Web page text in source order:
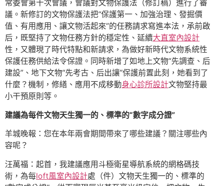
常委會第十次會議，會議對文物保護法（修訂稿）進行了審
議。新修訂的文物保護法把“保護第一、加強治理、發掘價
值、有用應用、讓文物活起來”的任務請求寫進本法，承前啟
后，既堅持了文物任務方針的穩定性、延續大直室內設計
性，又體現了時代特點和新請求，為做好新時代文物系統性
保護任務供給法令保證。同時新增了如地上文物“先調查、后
建設”、地下文物“先考古、后出讓”保護前置此刻，她看到了
什麼？機制，修繕、應用不成移動身心診所設計文物堅持最
小干預原則等。
建議為每件文物天生獨一的、標準的“數字成分證”
羊城晚報：您在本年兩會期間帶來了哪些建議？關注哪些內
容呢？
汪萬福：起首，我建議應用斗極衛星導航系統的網格碼技
術，為每loft風室內設計處（件）文物天生獨一的、標準的